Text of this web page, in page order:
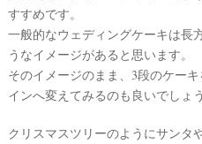
すすめです。
一般的なウェディングケーキは長
うなイメージがあると思います。
そのイメージのまま、3段のケー
インへ変えてみるのも良いでしょう
クリスマスツリーのようにサンタ